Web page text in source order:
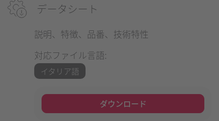
データシート
説明、特徴、品番、技術特性
対応ファイル言語:
イタリア語
ダウンロード